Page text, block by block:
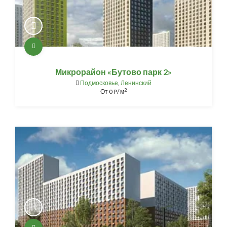
Микрорайон «Бутово парк 2»
Подмосковье, Ленинский
От0⃏/ м2